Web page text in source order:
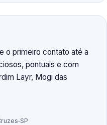
o primeiro contato até a
pontuais e com
Layr, Mogi das